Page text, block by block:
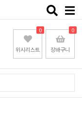
Toggle
위시리스트
0
장바구니
0